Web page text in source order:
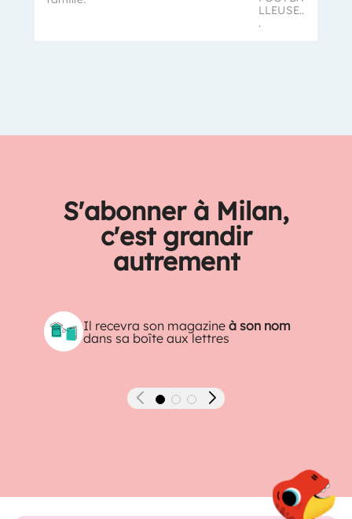
LLEUSE..
.
S'abonner à Milan,
c'est grandir
autrement
Il recevra son magazineà son nom
dans sa boîte aux lettres
Précédent Suivant